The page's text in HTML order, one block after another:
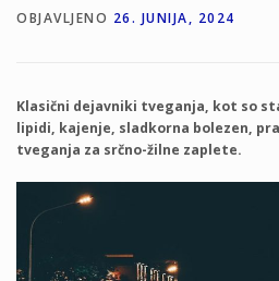
OBJAVLJENO 26. JUNIJA, 2024
Klasični dejavniki tveganja, kot so
lipidi, kajenje, sladkorna bolezen,
tveganja za srčno-žilne zaplete.